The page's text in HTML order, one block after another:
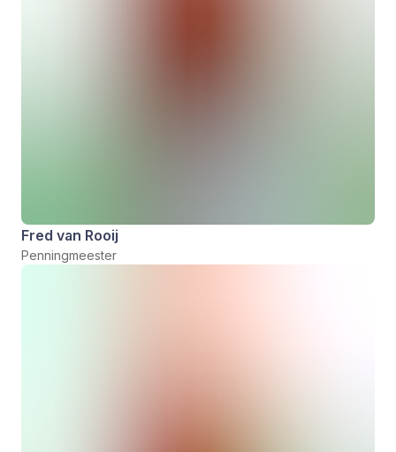
Fred van Rooij
Penningmeester